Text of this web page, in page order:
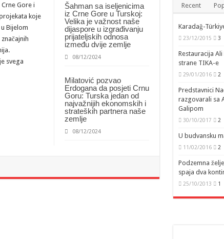
Šahman sa iseljenicima
iz Crne Gore u Turskoj:
Velika je važnost naše
dijaspore u izgrađivanju
prijateljskih odnosa
između dvije zemlje
08/12/2024
Milatović pozvao
Erdogana da posjeti Crnu
Goru: Turska jedan od
najvažnijih ekonomskih i
strateških partnera naše
zemlje
08/12/2024
Gore i
koje
Bijelom
svega
Recent
Karadağ-
23/12/2015 3
Restauracija
strane TIKA-e
29/01/2016 2
Predstavnici
razgovarali sa
Galipom
30/10/2017 2
U budvansku
11/02/2016 2
Podzemna
spaja dva
25/10/2013 1